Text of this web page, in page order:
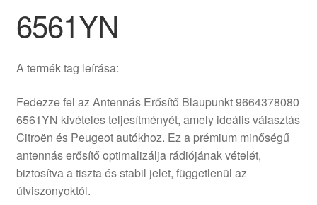
Felhasználási feltételek
Panasz
Panaszkezelési szabályzat
6561YN
A termék tag leírása:
Fedezze fel az Antennás Erősítő Blaupunkt 9664378080
6561YN kivételes teljesítményét, amely ideális választás
Citroën és Peugeot autókhoz. Ez a prémium minőségű
antennás erősítő optimalizálja rádiójának vételét,
biztosítva a tiszta és stabil jelet, függetlenül az
útviszonyoktól.